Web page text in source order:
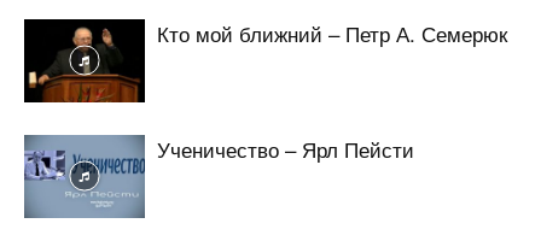
Кто мой ближний – Петр А. Семерюк
Ученичество – Ярл Пейсти